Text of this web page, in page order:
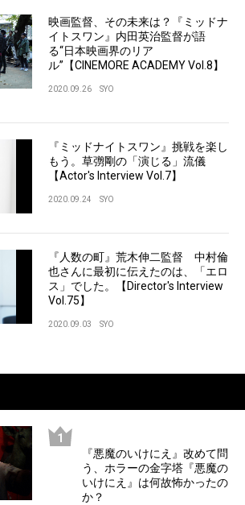
映画監督、その未来は？『ミッドナ
イトスワン』内田英治監督が語
る“日本映画界のリア
ル”【CINEMORE ACADEMY Vol.8】
2020.09.26 SYO
『ミッドナイトスワン』挑戦を楽し
もう。草彅剛の「演じる」流儀
【Actor's Interview Vol.7】
2020.09.24 SYO
『人数の町』荒木伸二監督 中村倫
也さんに最初に伝えたのは、「エロ
ス」でした。【Director's Interview
Vol.75】
2020.09.03 SYO
『悪魔のいけにえ』改めて問
う、ホラーの金字塔『悪魔の
いけにえ』は何故怖かったの
か？